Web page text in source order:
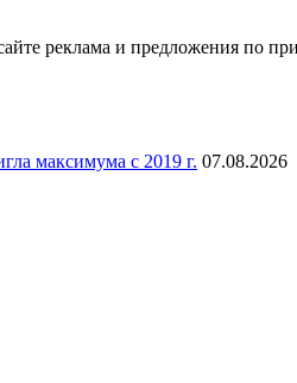
реклама и предложения по
максимума с 2019 г. 07.08.2026